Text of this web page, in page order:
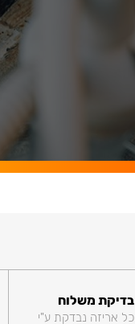
בדיקת משלוח
כל אריזה נבדקת ע"י